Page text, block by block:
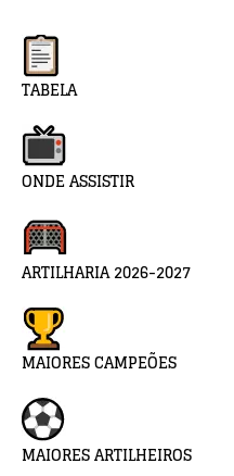
TABELA
ONDE ASSISTIR
ARTILHARIA 2026-2027
MAIORES CAMPEÕES
MAIORES ARTILHEIROS